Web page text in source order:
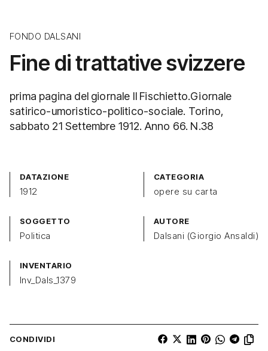
FONDO DALSANI
Fine di trattative svizzere
prima pagina del giornale Il Fischietto.Giornale
satirico-umoristico-politico-sociale. Torino,
sabbato 21 Settembre 1912. Anno 66. N.38
DATAZIONE
1912
CATEGORIA
opere su carta
SOGGETTO
Politica
AUTORE
Dalsani (Giorgio Ansaldi)
INVENTARIO
Inv_Dals_1379
CONDIVIDI